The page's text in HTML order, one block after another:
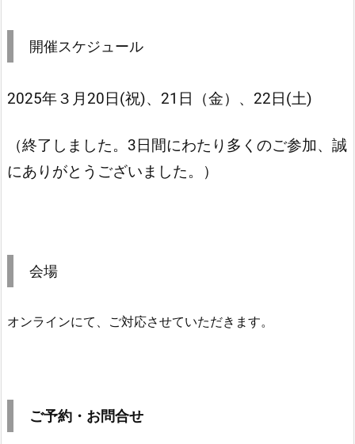
開催スケジュール
2025年３月20日(祝)、21日（金）、22日(土)
（終了しました。3日間にわたり多くのご参加、誠
にありがとうございました。）
会場
オンラインにて、ご対応させていただきます。
ご予約・お問合せ